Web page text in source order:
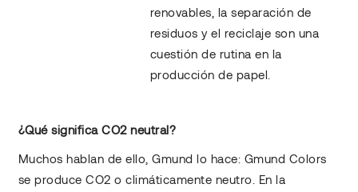
renovables, la separación de
residuos y el reciclaje son una
cuestión de rutina en la
producción de papel.
¿Qué significa CO2 neutral?
Muchos hablan de ello, Gmund lo hace: Gmund Colors
se produce CO2 o climáticamente neutro. En la